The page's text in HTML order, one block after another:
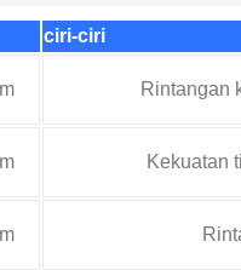
ciri-ciri
Rintangan
Kekuatan